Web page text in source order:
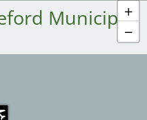
+
−
Municipal